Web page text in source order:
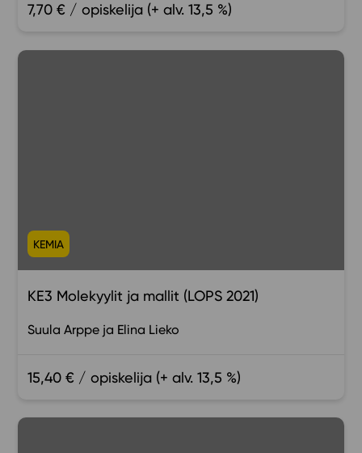
7,70 € / opiskelija (+ alv. 13,5 %)
KEMIA
KE3 Molekyylit ja mallit (LOPS 2021)
Suula Arppe Elina Lieko
15,40 € / opiskelija (+ alv. 13,5 %)